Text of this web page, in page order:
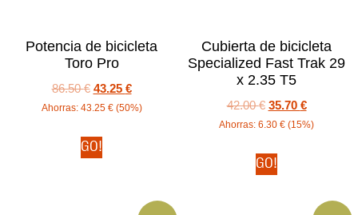
Potencia de bicicleta
Toro Pro
86.50€ 43.25 €
Ahorras: 43.25 € (50%)
GO!
Cubierta de bicicleta
Specialized Fast Trak 29
x 2.35 T5
42.00€ 35.70 €
Ahorras: 6.30 € (15%)
GO!